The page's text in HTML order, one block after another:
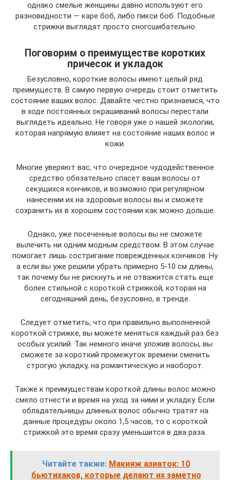
однако смелые женщины давно используют его
разновидности — каре боб, либо пикси боб. Подобные
стрижки выглядят просто сногсшибательно.
Поговорим о преимуществе коротких
причесок и укладок
Безусловно, короткие волосы имеют целый ряд
преимуществ. В самую первую очередь стоит отметить
состояние ваших волос. Давайте честно признаемся, что
в ходе постоянных окрашиваний волосы перестали
выглядеть идеально. Не говоря уже о нашей экологии,
которая напрямую влияет на состояние наших волос и
кожи.
Многие уверяют вас, что очередное чудодейственное
средство обязательно спасет ваши волосы от
секущихся кончиков, и возможно при регулярном
нанесении их на здоровые волосы вы и сможете
сохранить их в хорошем состоянии как можно дольше.
Однако, уже посеченные волосы вы не сможете
вылечить ни одним модным средством. В этом случае
помогает лишь состригание поврежденных кончиков. Ну
а если вы уже решили убрать примерно 5-10 см длины,
так почему бы не рискнуть и не отважится стать еще
более стильной с короткой стрижкой, которая на
сегодняшний день, безусловно, в тренде.
Следует отметить, что при правильно выполненной
короткой стрижке, вы можете меняться каждый раз без
особых усилий. Так немного иначе уложив волосы, вы
сможете за короткий промежуток времени сменить
строгую укладку, на романтическую и наоборот.
Также к преимуществам короткой длины волос можно
смело отнести и время на уход за ними и укладку. Если
обладательницы длинных волос обычно тратят на
данные процедуры около 1,5 часов, то с короткой
стрижкой это время сразу уменьшится в два раза.
Читайте также: Макияж азиаток: 10
бьютихаков, которые делают их заметно